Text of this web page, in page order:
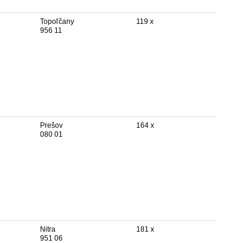
Topoľčany
956 11
119 x
Prešov
080 01
164 x
Nitra
951 06
181 x